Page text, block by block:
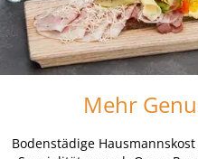
Mehr
Bodenstädige